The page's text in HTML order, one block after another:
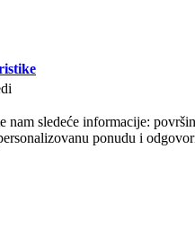
sledeće informacije:
ponudu i